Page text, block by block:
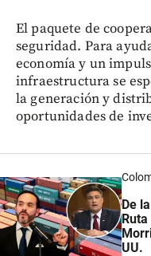
El paquete de
seguridad. Para
economía y un
infraestructura se
la generación y
oportunidades de
De
UU.